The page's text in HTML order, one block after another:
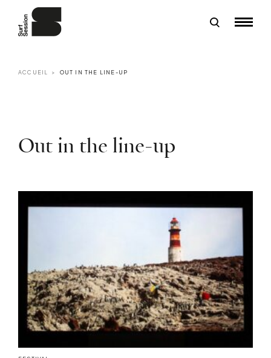
ACCUEIL OUT IN THE LINE-UP
Out in the line-up